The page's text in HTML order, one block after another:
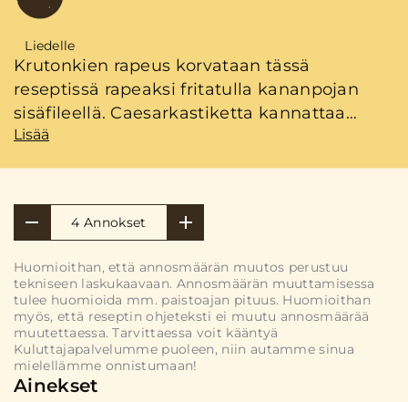
Liedelle
Krutonkien rapeus korvataan tässä
reseptissä rapeaksi fritatulla kananpojan
sisäfileellä. Caesarkastiketta kannattaa
valmistaa kerralla hieman isompi määrä,
Lisää
4 Annokset
Huomioithan, että annosmäärän muutos perustuu
tekniseen laskukaavaan. Annosmäärän muuttamisessa
tulee huomioida mm. paistoajan pituus. Huomioithan
myös, että reseptin ohjeteksti ei muutu annosmäärää
muutettaessa. Tarvittaessa voit kääntyä
Kuluttajapalvelumme puoleen, niin autamme sinua
mielellämme onnistumaan!
Ainekset